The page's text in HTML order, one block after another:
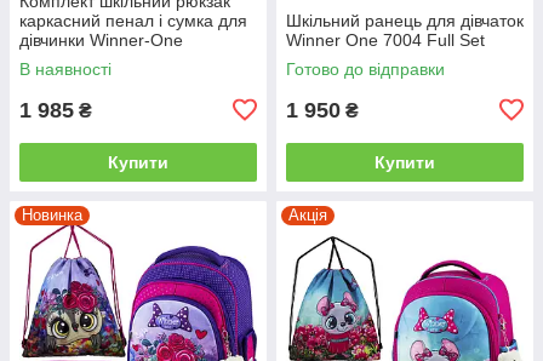
каркасний пенал і сумка для
дівчинки Winner-One
Ведмедик 6013
В наявності
1 985 ₴
Купити
Шкільний ранець для дівчаток
Winner One 7004 Full Set
Готово до відправки
1 950 ₴
Купити
Новинка Акція